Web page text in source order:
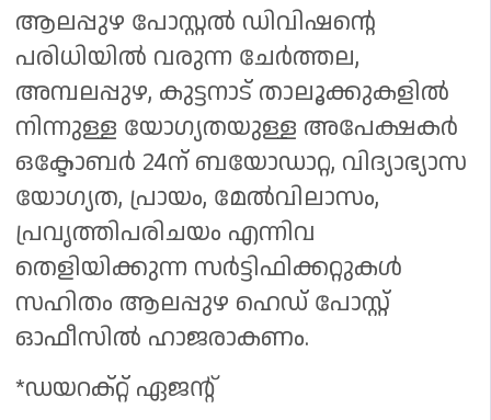
ആലപ്പുഴ പോസ്റ്റൽ ഡിവിഷന്റെ
പരിധിയിൽ വരുന്ന ചേർത്തല,
അമ്പലപ്പുഴ, കുട്ടനാട് താലൂക്കുകളിൽ
നിന്നുള്ള യോഗ്യതയുള്ള അപേക്ഷകർ
ഒക്ടോബർ 24ന് ബയോഡാറ്റ, വിദ്യാഭ്യാസ
യോഗ്യത, പ്രായം, മേൽവിലാസം,
പ്രവൃത്തിപരിചയം എന്നിവ
തെളിയിക്കുന്ന സർട്ടിഫിക്കറ്റുകൾ
സഹിതം ആലപ്പുഴ ഹെഡ് പോസ്റ്റ്
ഓഫീസിൽ ഹാജരാകണം.
*ഡയറക്റ്റ് ഏജന്റ്